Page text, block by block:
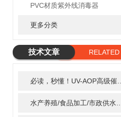
PVC材质紫外线消毒器
更多分类
技术文章
RELATED